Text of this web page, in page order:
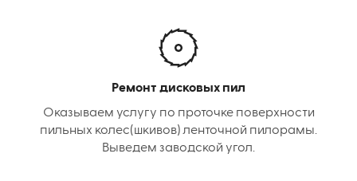
Ремонт дисковых пил
Оказываем услугу по проточке поверхности
пильных колес(шкивов) ленточной пилорамы.
Выведем заводской угол.